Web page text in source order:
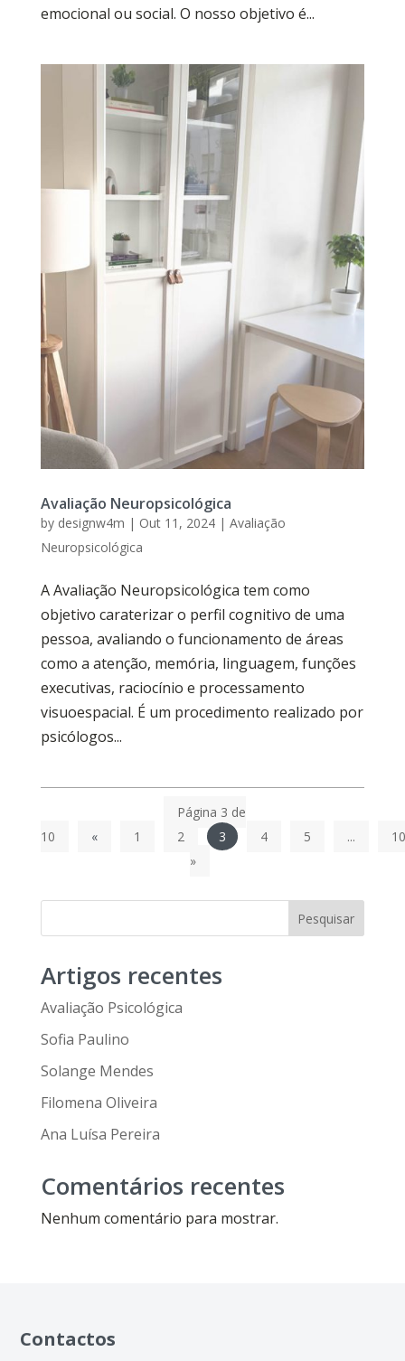
emocional ou social. O nosso objetivo é...
Avaliação Neuropsicológica
by designw4m | Out 11, 2024| Avaliação
Neuropsicológica
A Avaliação Neuropsicológica tem como
objetivo caraterizar o perfil cognitivo de uma
pessoa, avaliando o funcionamento de áreas
como a atenção, memória, linguagem, funções
executivas, raciocínio e processamento
visuoespacial. É um procedimento realizado por
psicólogos...
Página 3 de
10
« 1 2 3 4 5 ...
10
»
Pesquisar
Artigos recentes
Avaliação Psicológica
Sofia Paulino
Solange Mendes
Filomena Oliveira
Ana Luísa Pereira
Comentários recentes
Nenhum comentário para mostrar.
Contactos